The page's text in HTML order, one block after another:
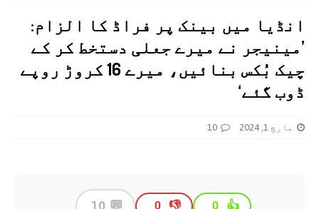
انڈیا میں بینک پر فراڈ کا الزام:
’مینیجر نے میرے جعلی دستخط کر کے
چیک بُکس بنائیں، میرے 16 کروڑ روپے
ڈوب گئے‘
مارچ 1, 2024 10
👍
0
👎
0
💬
10